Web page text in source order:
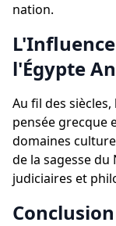
nation.
l'Égypte
Au fil des
pensée grecque
domaines
de la sagesse
judiciaires et
Conclusion